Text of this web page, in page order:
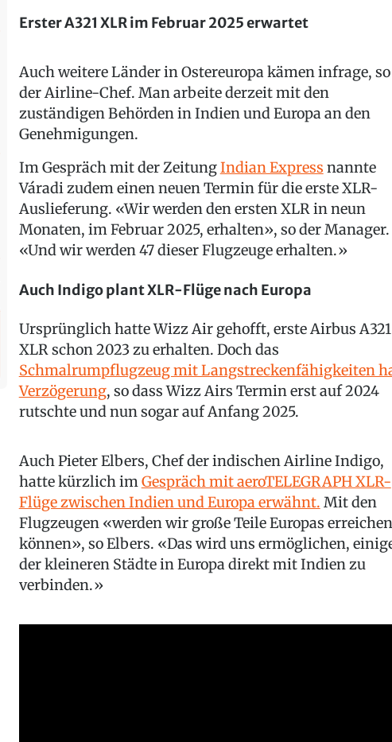
Erster A321 XLR im Februar 2025 erwartet
Auch weitere Länder in Ostereuropa kämen infrage, so
der Airline-Chef. Man arbeite derzeit mit den
zuständigen Behörden in Indien und Europa an den
Genehmigungen.
Im Gespräch mit der ZeitungIndian Express nannte
Váradi zudem einen neuen Termin für die erste XLR-
Auslieferung. «Wir werden den ersten XLR in neun
Monaten, im Februar 2025, erhalten», so der Manager.
«Und wir werden 47 dieser Flugzeuge erhalten.»
Auch Indigo plant XLR-Flüge nach Europa
Ursprünglich hatte Wizz Air gehofft, erste Airbus A321
XLR schon 2023 zu erhalten. Doch das
Schmalrumpflugzeug mit Langstreckenfähigkeiten
Verzögerung, so dass Wizz Airs Termin erst auf 2024
rutschte und nun sogar auf Anfang 2025.
Auch Pieter Elbers, Chef der indischen Airline Indigo,
hatte kürzlich imGespräch mit aeroTELEGRAPH XLR-
Flüge zwischen Indien und Europa erwähnt. Mit den
Flugzeugen «werden wir große Teile Europas erreichen
können», so Elbers. «Das wird uns ermöglichen,
der kleineren Städte in Europa direkt mit Indien zu
verbinden.»